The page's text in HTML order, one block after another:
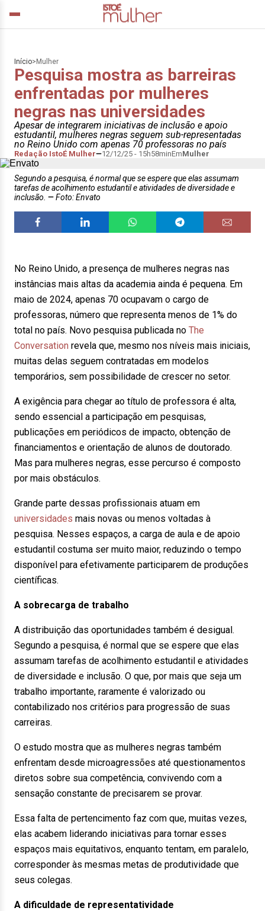
Início> Mulher
Pesquisa mostra as barreiras
enfrentadas por mulheres
negras nas universidades
Apesar de integrarem iniciativas de inclusão e apoio
estudantil, mulheres negras seguem sub-representadas
no Reino Unido com apenas 70 professoras no país
Redação IstoÉ Mulher 12/12/25 - 15h58minEmMulher
Segundo a pesquisa, é normal que se espere que elas assumam
tarefas de acolhimento estudantil e atividades de diversidade e
inclusão.
Foto: Envato
No Reino Unido, a presença de mulheres negras nas
instâncias mais altas da academia ainda é pequena. Em
maio de 2024, apenas 70 ocupavam o cargo de
professoras, número que representa menos de 1% do
total no país. Novo pesquisa publicada no The
Conversation revela que, mesmo nos níveis mais iniciais,
muitas delas seguem contratadas em modelos
temporários, sem possibilidade de crescer no setor.
A exigência para chegar ao título de professora é alta,
sendo essencial a participação em pesquisas,
publicações em periódicos de impacto, obtenção de
financiamentos e orientação de alunos de doutorado.
Mas para mulheres negras, esse percurso é composto
por mais obstáculos.
Grande parte dessas profissionais atuam em
universidades mais novas ou menos voltadas à
pesquisa. Nesses espaços, a carga de aula e de apoio
estudantil costuma ser muito maior, reduzindo o tempo
disponível para efetivamente participarem de produções
científicas.
A sobrecarga de trabalho
A distribuição das oportunidades também é desigual.
Segundo a pesquisa, é normal que se espere que elas
assumam tarefas de acolhimento estudantil e atividades
de diversidade e inclusão. O que, por mais que seja um
trabalho importante, raramente é valorizado ou
contabilizado nos critérios para progressão de suas
carreiras.
O estudo mostra que as mulheres negras também
enfrentam desde microagressões até questionamentos
diretos sobre sua competência, convivendo com a
sensação constante de precisarem se provar.
Essa falta de pertencimento faz com que, muitas vezes,
elas acabem liderando iniciativas para tornar esses
espaços mais equitativos, enquanto tentam, em paralelo,
corresponder às mesmas metas de produtividade que
seus colegas.
A dificuldade de representatividade